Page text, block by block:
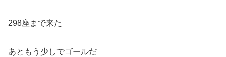
298座まで来た
あともう少しでゴールだ